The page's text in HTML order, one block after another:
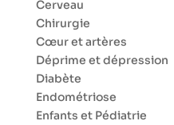
Cerveau
Chirurgie
Cœur et artères
Déprime et dépression
Diabète
Endométriose
Enfants et Pédiatrie